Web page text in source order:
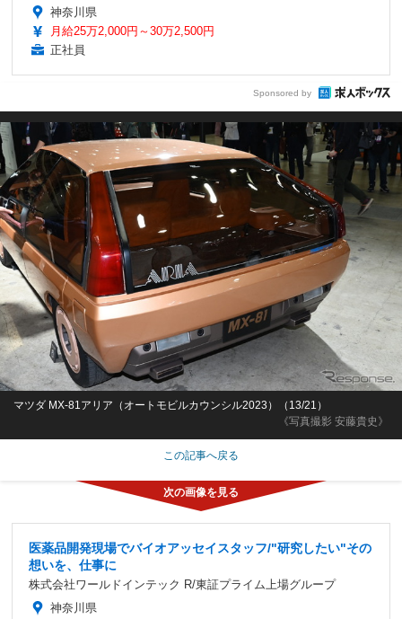
神奈川県
月給25万2,000円～30万2,500円
正社員
Sponsored by
《写真撮影 安藤貴史》
マツダ MX-81アリア（オートモビルカウンシル2023）（13/21）
この記事へ戻る
医薬品開発現場でバイオアッセイスタッフ/"研究したい"その
想いを、仕事に
株式会社ワールドインテック R/東証プライム上場グループ
神奈川県